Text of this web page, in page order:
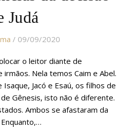
Judá
/ 09/09/2020
o leitor diante de
Nela temos Caim e Abel.
Jacó e Esaú, os filhos de
Gênesis, isto não é diferente.
Ambos se afastaram da